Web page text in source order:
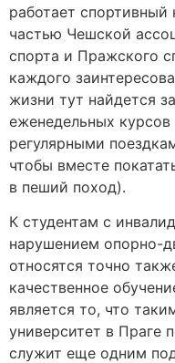
работает спортивный
частью Чешской
спорта и Пражского
каждого
жизни тут найдется
еженедельных курсов
регулярными
чтобы вместе
в пеший поход).
К студентам с
нарушением опорно-
относятся точно
качественное
является то, что
университет в Праге
служит еще одним